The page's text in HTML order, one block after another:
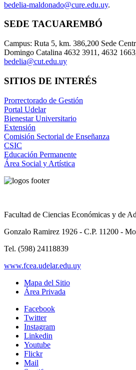
bedelia-maldonado@cure.edu.uy.
SEDE TACUAREMBÓ
Campus: Ruta 5, km. 386,200 Sede
Domingo Catalina 4632 3911, 4632
bedelia@cut.edu.uy
SITIOS DE INTERÉS
Prorrectorado de Gestión
Portal Udelar
Bienestar Universitario
Extensión
Comisión Sectorial de Enseñanza
CSIC
Educación Permanente
Área Social y Artística
Facultad de Ciencias Económicas y de
Gonzalo Ramirez 1926 - C.P. 11200 -
Tel. (598) 24118839
www.fcea.udelar.edu.uy
Mapa del Sitio
Área Privada
Facebook
Twitter
Instagram
Linkedin
Youtube
Flickr
Mail